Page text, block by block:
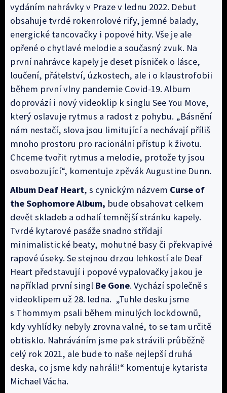
vydáním nahrávky v Praze v lednu 2022. Debut
obsahuje tvrdé rokenrolové rify, jemné balady,
energické tancovačky i popové hity. Vše je ale
opřené o chytlavé melodie a současný zvuk. Na
první nahrávce kapely je deset písniček o lásce,
loučení, přátelství, úzkostech, ale i o klaustrofobii
během první vlny pandemie Covid-19. Album
doprovází i nový videoklip k singlu See You Move,
který oslavuje rytmus a radost z pohybu. „Básnění
nám nestačí, slova jsou limitující a nechávají příliš
mnoho prostoru pro racionální přístup k životu.
Chceme tvořit rytmus a melodie, protože ty jsou
osvobozující“, komentuje zpěvák Augustine Dunn.
Album Deaf Heart, s cynickým názvem Curse of
the Sophomore Album, bude obsahovat celkem
devět skladeb a odhalí temnější stránku kapely.
Tvrdé kytarové pasáže snadno střídají
minimalistické beaty, mohutné basy či překvapivé
rapové úseky. Se stejnou drzou lehkostí ale Deaf
Heart představují i popové vypalovačky jakou je
například první singl Be Gone. Vychází společně s
videoklipem už 28. ledna. „Tuhle desku jsme
s Thommym psali během minulých lockdownů,
kdy vyhlídky nebyly zrovna valné, to se tam určitě
obtisklo. Nahráváním jsme pak strávili průběžně
celý rok 2021, ale bude to naše nejlepší druhá
deska, co jsme kdy nahráli!“ komentuje kytarista
Michael Vácha.